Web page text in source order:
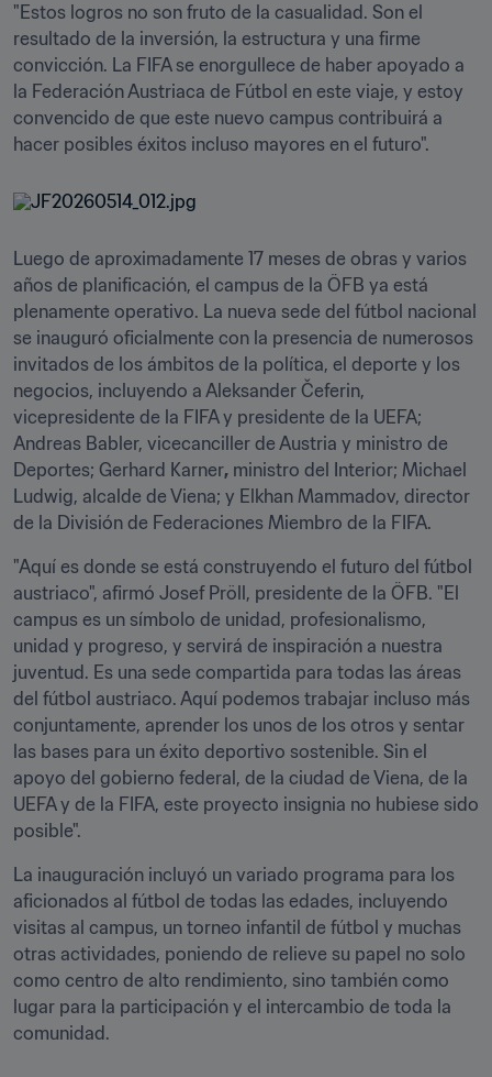
"Estos logros no son fruto de la casualidad. Son el
resultado de la inversión, la estructura y una firme
convicción. La FIFA se enorgullece de haber apoyado a
la Federación Austriaca de Fútbol en este viaje, y estoy
convencido de que este nuevo campus contribuirá a
hacer posibles éxitos incluso mayores en el futuro".
Luego de aproximadamente 17 meses de obras y varios
años de planificación, el campus de la ÖFB ya está
plenamente operativo. La nueva sede del fútbol nacional
se inauguró oficialmente con la presencia de numerosos
invitados de los ámbitos de la política, el deporte y los
negocios, incluyendo a Aleksander Čeferin,
vicepresidente de la FIFA y presidente de la UEFA;
Andreas Babler, vicecanciller de Austria y ministro de
Deportes; Gerhard Karner, ministro del Interior; Michael
Ludwig, alcalde de Viena; y Elkhan Mammadov, director
de la División de Federaciones Miembro de la FIFA.
"Aquí es donde se está construyendo el futuro del fútbol
austriaco", afirmó Josef Pröll, presidente de la ÖFB. "El
campus es un símbolo de unidad, profesionalismo,
unidad y progreso, y servirá de inspiración a nuestra
juventud. Es una sede compartida para todas las áreas
del fútbol austriaco. Aquí podemos trabajar incluso más
conjuntamente, aprender los unos de los otros y sentar
las bases para un éxito deportivo sostenible. Sin el
apoyo del gobierno federal, de la ciudad de Viena, de la
UEFA y de la FIFA, este proyecto insignia no hubiese sido
posible".
La inauguración incluyó un variado programa para los
aficionados al fútbol de todas las edades, incluyendo
visitas al campus, un torneo infantil de fútbol y muchas
otras actividades, poniendo de relieve su papel no solo
como centro de alto rendimiento, sino también como
lugar para la participación y el intercambio de toda la
comunidad.